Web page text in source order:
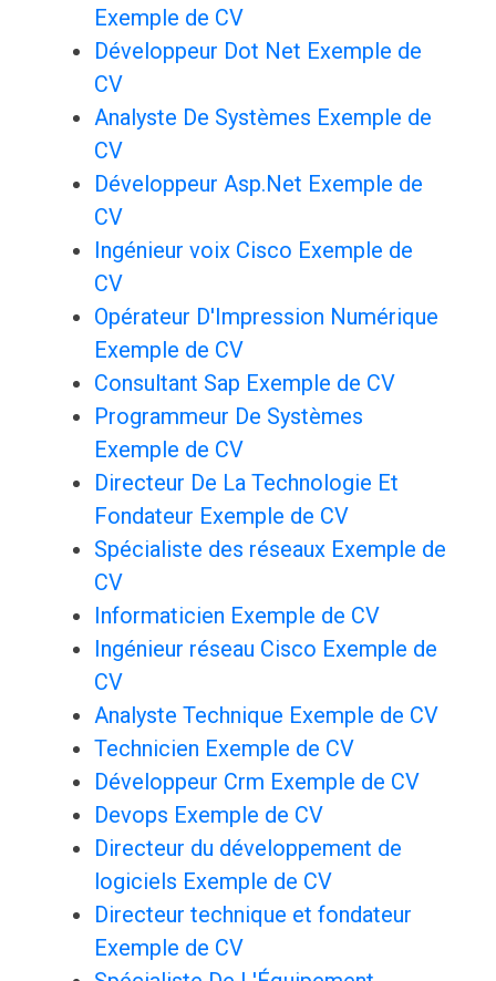
Exemple de CV
Développeur Dot Net Exemple de
CV
Analyste De Systèmes Exemple de
CV
Développeur Asp.Net Exemple de
CV
Ingénieur voix Cisco Exemple de
CV
Opérateur D'Impression Numérique
Exemple de CV
Consultant Sap Exemple de CV
Programmeur De Systèmes
Exemple de CV
Directeur De La Technologie Et
Fondateur Exemple de CV
Spécialiste des réseaux Exemple de
CV
Informaticien Exemple de CV
Ingénieur réseau Cisco Exemple de
CV
Analyste Technique Exemple de CV
Technicien Exemple de CV
Développeur Crm Exemple de CV
Devops Exemple de CV
Directeur du développement de
logiciels Exemple de CV
Directeur technique et fondateur
Exemple de CV